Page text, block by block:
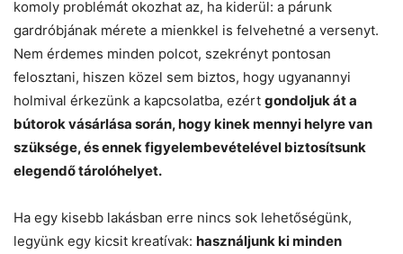
komoly problémát okozhat az, ha kiderül: a párunk
gardróbjának mérete a mienkkel is felvehetné a versenyt.
Nem érdemes minden polcot, szekrényt pontosan
felosztani, hiszen közel sem biztos, hogy ugyanannyi
holmival érkezünk a kapcsolatba, ezért gondoljuk át a
bútorok vásárlása során, hogy kinek mennyi helyre van
szüksége, és ennek figyelembevételével biztosítsunk
elegendő tárolóhelyet.
Ha egy kisebb lakásban erre nincs sok lehetőségünk,
legyünk egy kicsit kreatívak: használjunk ki minden